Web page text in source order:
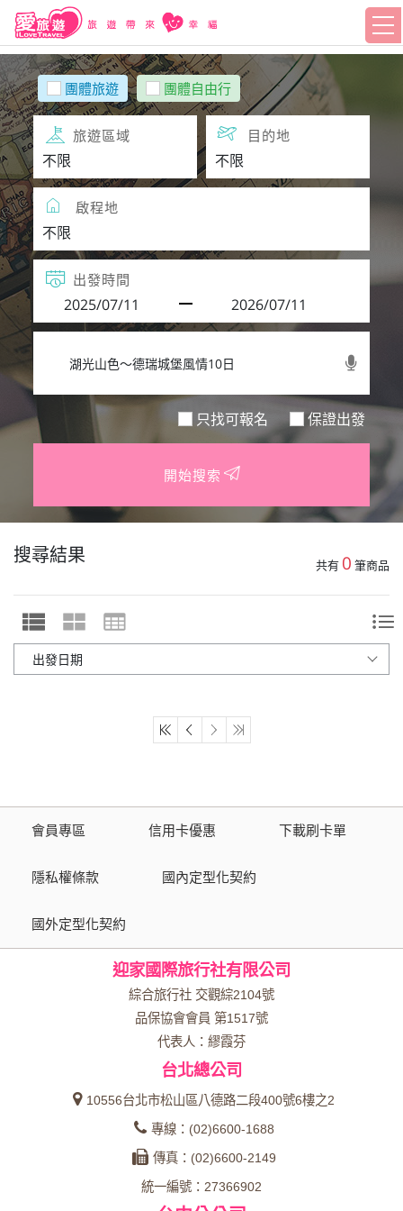
團體旅遊 團體自由行
旅遊區域 目的地
啟程地
出發時間
只找可報名 保證出發
開始搜索
搜尋結果 共有 0 筆商品
會員專區 信用卡優惠 下載刷卡單
隱私權條款 國內定型化契約
國外定型化契約
迎家國際旅行社有限公司
綜合旅行社 交觀綜2104號
品保協會會員 第1517號
代表人：繆霞芬
台北總公司
10556台北市松山區八德路二段400號6樓之2
專線：(02)6600-1688
傳真：(02)6600-2149
統一編號：27366902